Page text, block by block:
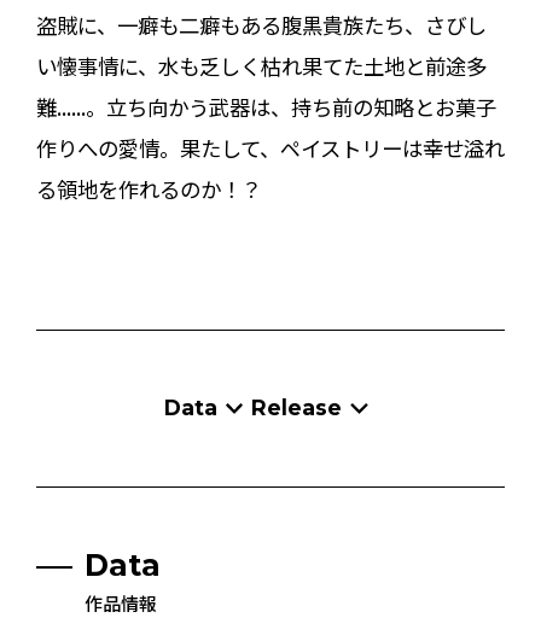
盗賊に、一癖も二癖もある腹黒貴族たち、さびし
い懐事情に、水も乏しく枯れ果てた土地と前途多
難......。立ち向かう武器は、持ち前の知略とお菓子
作りへの愛情。果たして、ペイストリーは幸せ溢れ
る領地を作れるのか！？
Data Release
Data
作品情報